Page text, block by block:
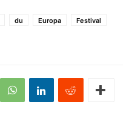
du Europa
Festival